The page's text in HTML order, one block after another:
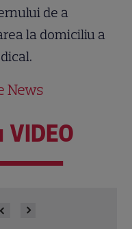
de a
la domiciliu a
News